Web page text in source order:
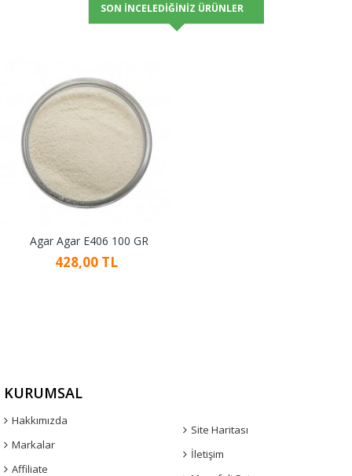
SON İNCELEDIĞINIZ ÜRÜNLER
Agar Agar E406 100 GR
428,00 TL
KURUMSAL
Hakkımızda
Markalar
Affiliate
Site Haritası
İletişim